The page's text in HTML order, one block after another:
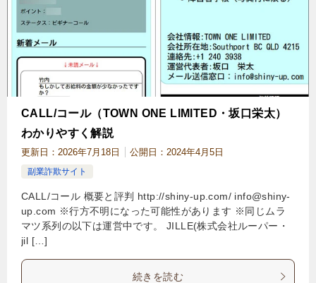
CALL/コール（TOWN ONE LIMITED・坂口栄太）
わかりやすく解説
更新日： 2026年7月18日 公開日： 2024年4月5日
副業詐欺サイト
CALL/コール 概要と評判 http://shiny-up.com/ info@shiny-
up.com ※行方不明になった可能性があります ※同じムラ
マツ系列の以下は運営中です。 JILLE(株式会社ルーパー・
jil […]
続きを読む